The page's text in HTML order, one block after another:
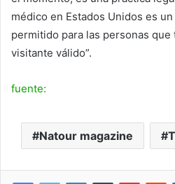
médico en Estados Unidos es
permitido para las personas
visitante válido”.
fuente:
Natour magazine